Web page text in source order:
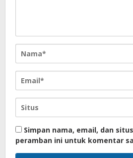
Simpan nama, email, dan
peramban ini untuk komentar